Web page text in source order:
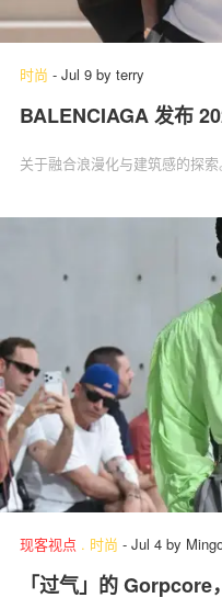
时尚 - Jul 9 by terry
BALENCIAGA 发布
关于融合浪漫化与建筑感的探索
现客视点 . 时尚 - Jul 4 by
「过气」的